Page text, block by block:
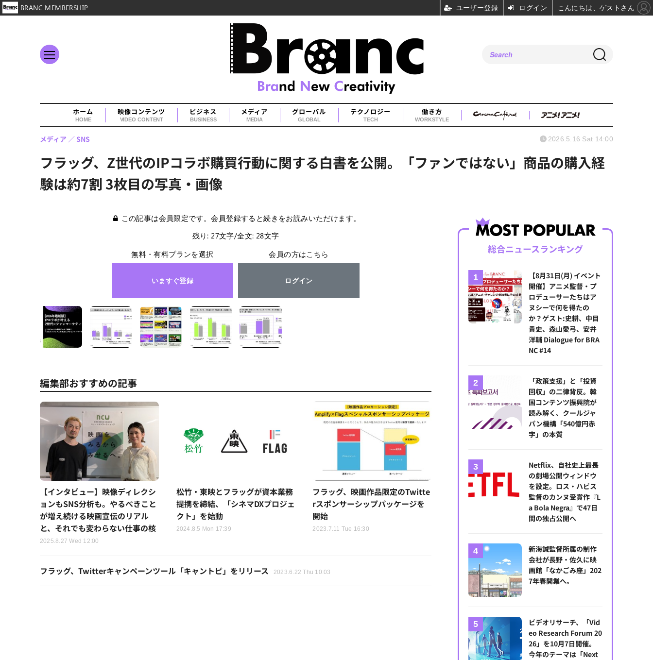
ホーム
HOME
映像コンテンツ
VIDEO CONTENT
ビジネス
BUSINESS
メディア
MEDIA
グローバル
GLOBAL
テクノロジー
TECH
働き方
WORKSTYLE
フラッグ、Z世代のIPコラボ購買行動に関する白書を公開。「ファンではない」商品の購入経
験は約7割 3枚目の写真・画像
メディア SNS 2026.5.16 Sat 14:00
この記事は会員限定です。会員登録すると続きをお読みいただけます。
残り: 27文字/全文: 28文字
無料・有料プランを選択
いますぐ登録
会員の方はこちら
ログイン
編集部おすすめの記事
【インタビュー】映像ディレクシ
ョンもSNS分析も。やるべきこと
が増え続ける映画宣伝のリアル
と、それでも変わらない仕事の核
2025.8.27 Wed 12:00
松竹・東映とフラッグが資本業務
提携を締結、「シネマDXプロジェ
クト」を始動
2024.8.5 Mon 17:39
フラッグ、映画作品限定のTwitte
rスポンサーシップパッケージを
開始
2023.7.11 Tue 16:30
フラッグ、Twitterキャンペーンツール「キャントピ」をリリース 2023.6.22 Thu 10:03
総合ニュースランキング
【8月31日(月) イベント
開催】アニメ監督・プ
ロデューサーたちはア
ヌシーで何を得たの
か？ゲスト:史耕、中目
貴史、森山愛弓、安井
洋輔 Dialogue for BRA
NC #14
「政策支援」と「投資
回収」の二律背反。韓
国コンテンツ振興院が
読み解く、クールジャ
パン機構「540億円赤
字」の本質
Netflix、自社史上最長
の劇場公開ウィンドウ
を設定。ロス・ハビス
監督のカンヌ受賞作『L
a Bola Negra』で47日
間の独占公開へ
新海誠監督所属の制作
会社が長野・佐久に映
画館「なかごみ座」202
7年春開業へ。
ビデオリサーチ、「Vid
eo Research Forum 20
26」を10月7日開催。
今年のテーマは「Next
BRANC MEMBERSHIP ユーザー登録 ログイン こんにちは、ゲストさん